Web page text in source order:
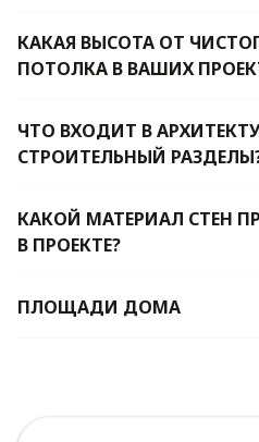
КАКАЯ ВЫСОТА ОТ
ПОТОЛКА В ВАШИХ
ЧТО ВХОДИТ В
СТРОИТЕЛЬНЫЙ
КАКОЙ МАТЕРИАЛ СТЕН
В ПРОЕКТЕ?
ПЛОЩАДИ ДОМА